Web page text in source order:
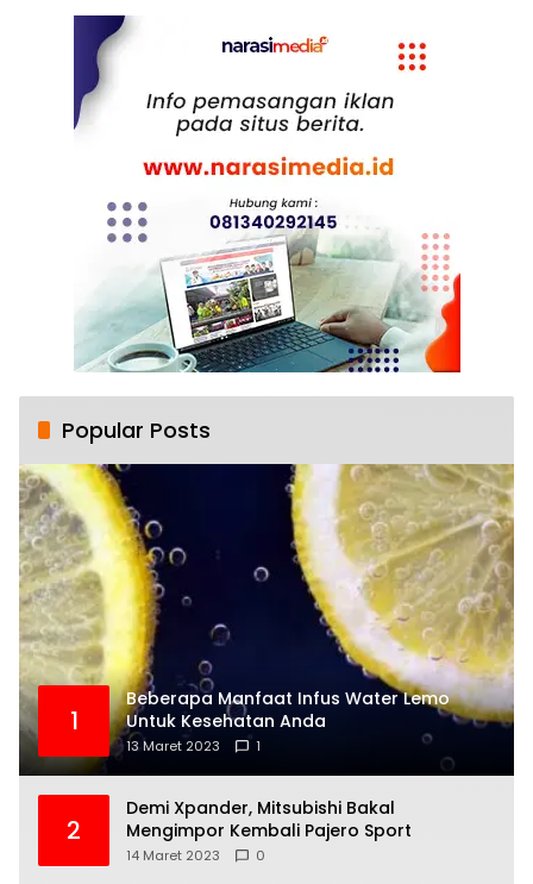
Popular Posts
1
Beberapa Manfaat Infus Water Lemo
Untuk Kesehatan Anda
13 Maret 2023 1
2
Demi Xpander, Mitsubishi Bakal
Mengimpor Kembali Pajero Sport
14 Maret 2023 0